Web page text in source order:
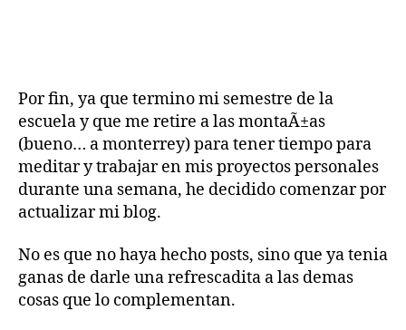
Por fin, ya que termino mi semestre de la
escuela y que me retire a las montaÃ±as
(bueno… a monterrey) para tener tiempo para
meditar y trabajar en mis proyectos personales
durante una semana, he decidido comenzar por
actualizar mi blog.
No es que no haya hecho posts, sino que ya tenia
ganas de darle una refrescadita a las demas
cosas que lo complementan.